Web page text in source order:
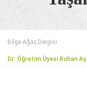
Bilge Ağaç Dergisi
Dr. Öğretim Üyesi Ruhan